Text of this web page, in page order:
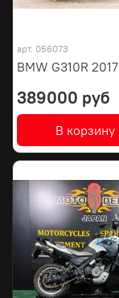
арт. 056073
BMW G310R 2017
389000 руб
В корзину